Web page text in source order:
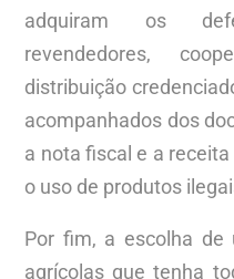
adquiram os
revendedores,
distribuição
acompanhados dos
a nota fiscal e a
o uso de produtos
Por fim, a escolha de
agrícolas que tenha